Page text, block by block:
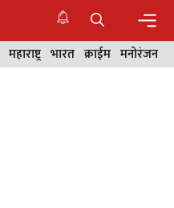
महाराष्ट्र भारत क्राईम मनोरंजन